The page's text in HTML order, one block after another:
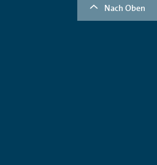
Nach Oben